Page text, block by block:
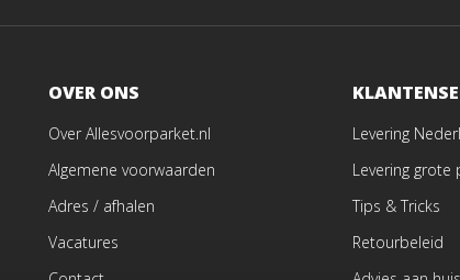
OVER ONS
Over Allesvoorparket.nl
Algemene voorwaarden
Adres / afhalen
Vacatures
Levering
Levering grote
Tips & Tricks
Retourbeleid